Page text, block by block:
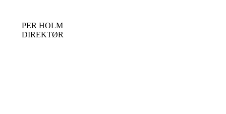
PER HOLM
DIREKTØR